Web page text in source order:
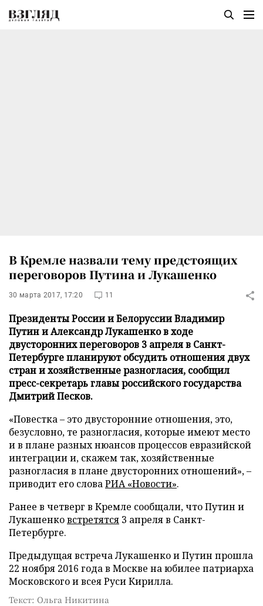
В Кремле назвали тему предстоящих
переговоров Путина и Лукашенко
30 марта 2017, 17:20 11
Президенты России и Белоруссии Владимир
Путин и Александр Лукашенко в ходе
двусторонних переговоров 3 апреля в Санкт-
Петербурге планируют обсудить отношения двух
стран и хозяйственные разногласия, сообщил
пресс-секретарь главы российского государства
Дмитрий Песков.
«Повестка – это двусторонние отношения, это,
безусловно, те разногласия, которые имеют место
и в плане разных нюансов процессов евразийской
интеграции и, скажем так, хозяйственные
разногласия в плане двусторонних отношений», –
приводит его словаРИА «Новости».
Ранее в четверг в Кремле сообщали, что Путин и
Лукашенковстретятся 3 апреля в Санкт-
Петербурге.
Предыдущая встреча Лукашенко и Путин прошла
22 ноября 2016 года в Москве на юбилее патриарха
Московского и всея Руси Кирилла.
Текст: Ольга Никитина